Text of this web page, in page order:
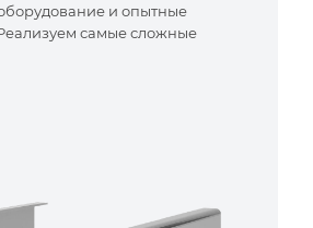
и опытные
самые сложные